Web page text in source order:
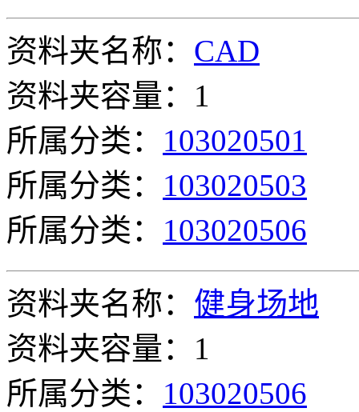
资料夹名称： CAD
资料夹容量：1
所属分类： 103020501
所属分类： 103020503
所属分类： 103020506
资料夹名称： 健身场地
资料夹容量：1
所属分类： 103020506